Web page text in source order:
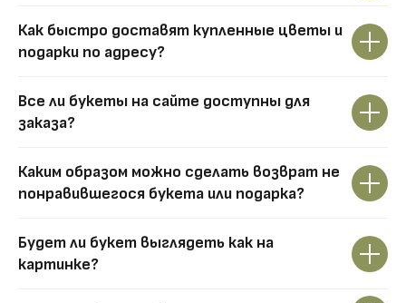
Как быстро доставят купленные цветы и
подарки по адресу?
Все ли букеты на сайте доступны для
заказа?
Каким образом можно сделать возврат не
понравившегося букета или подарка?
Будет ли букет выглядеть как на
картинке?